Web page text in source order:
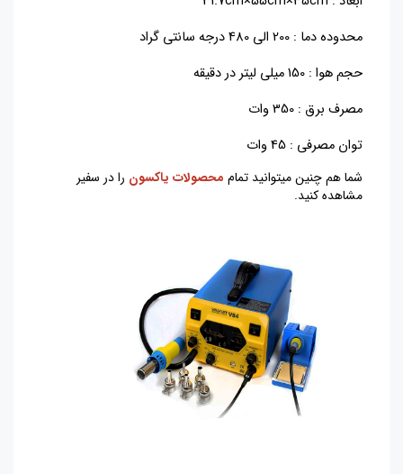
محدوده دما : 200 الی 480 درجه سانتی گراد
حجم هوا : 150 میلی لیتر در دقیقه
مصرف برق : 350 وات
توان مصرفی : 45 وات
شما هم چنین میتوانید تمام محصولات یاکسون را در سفیر
مشاهده کنید.